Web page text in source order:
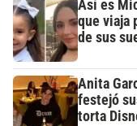
Así es
que viaja
de sus
Anita
festejó
torta